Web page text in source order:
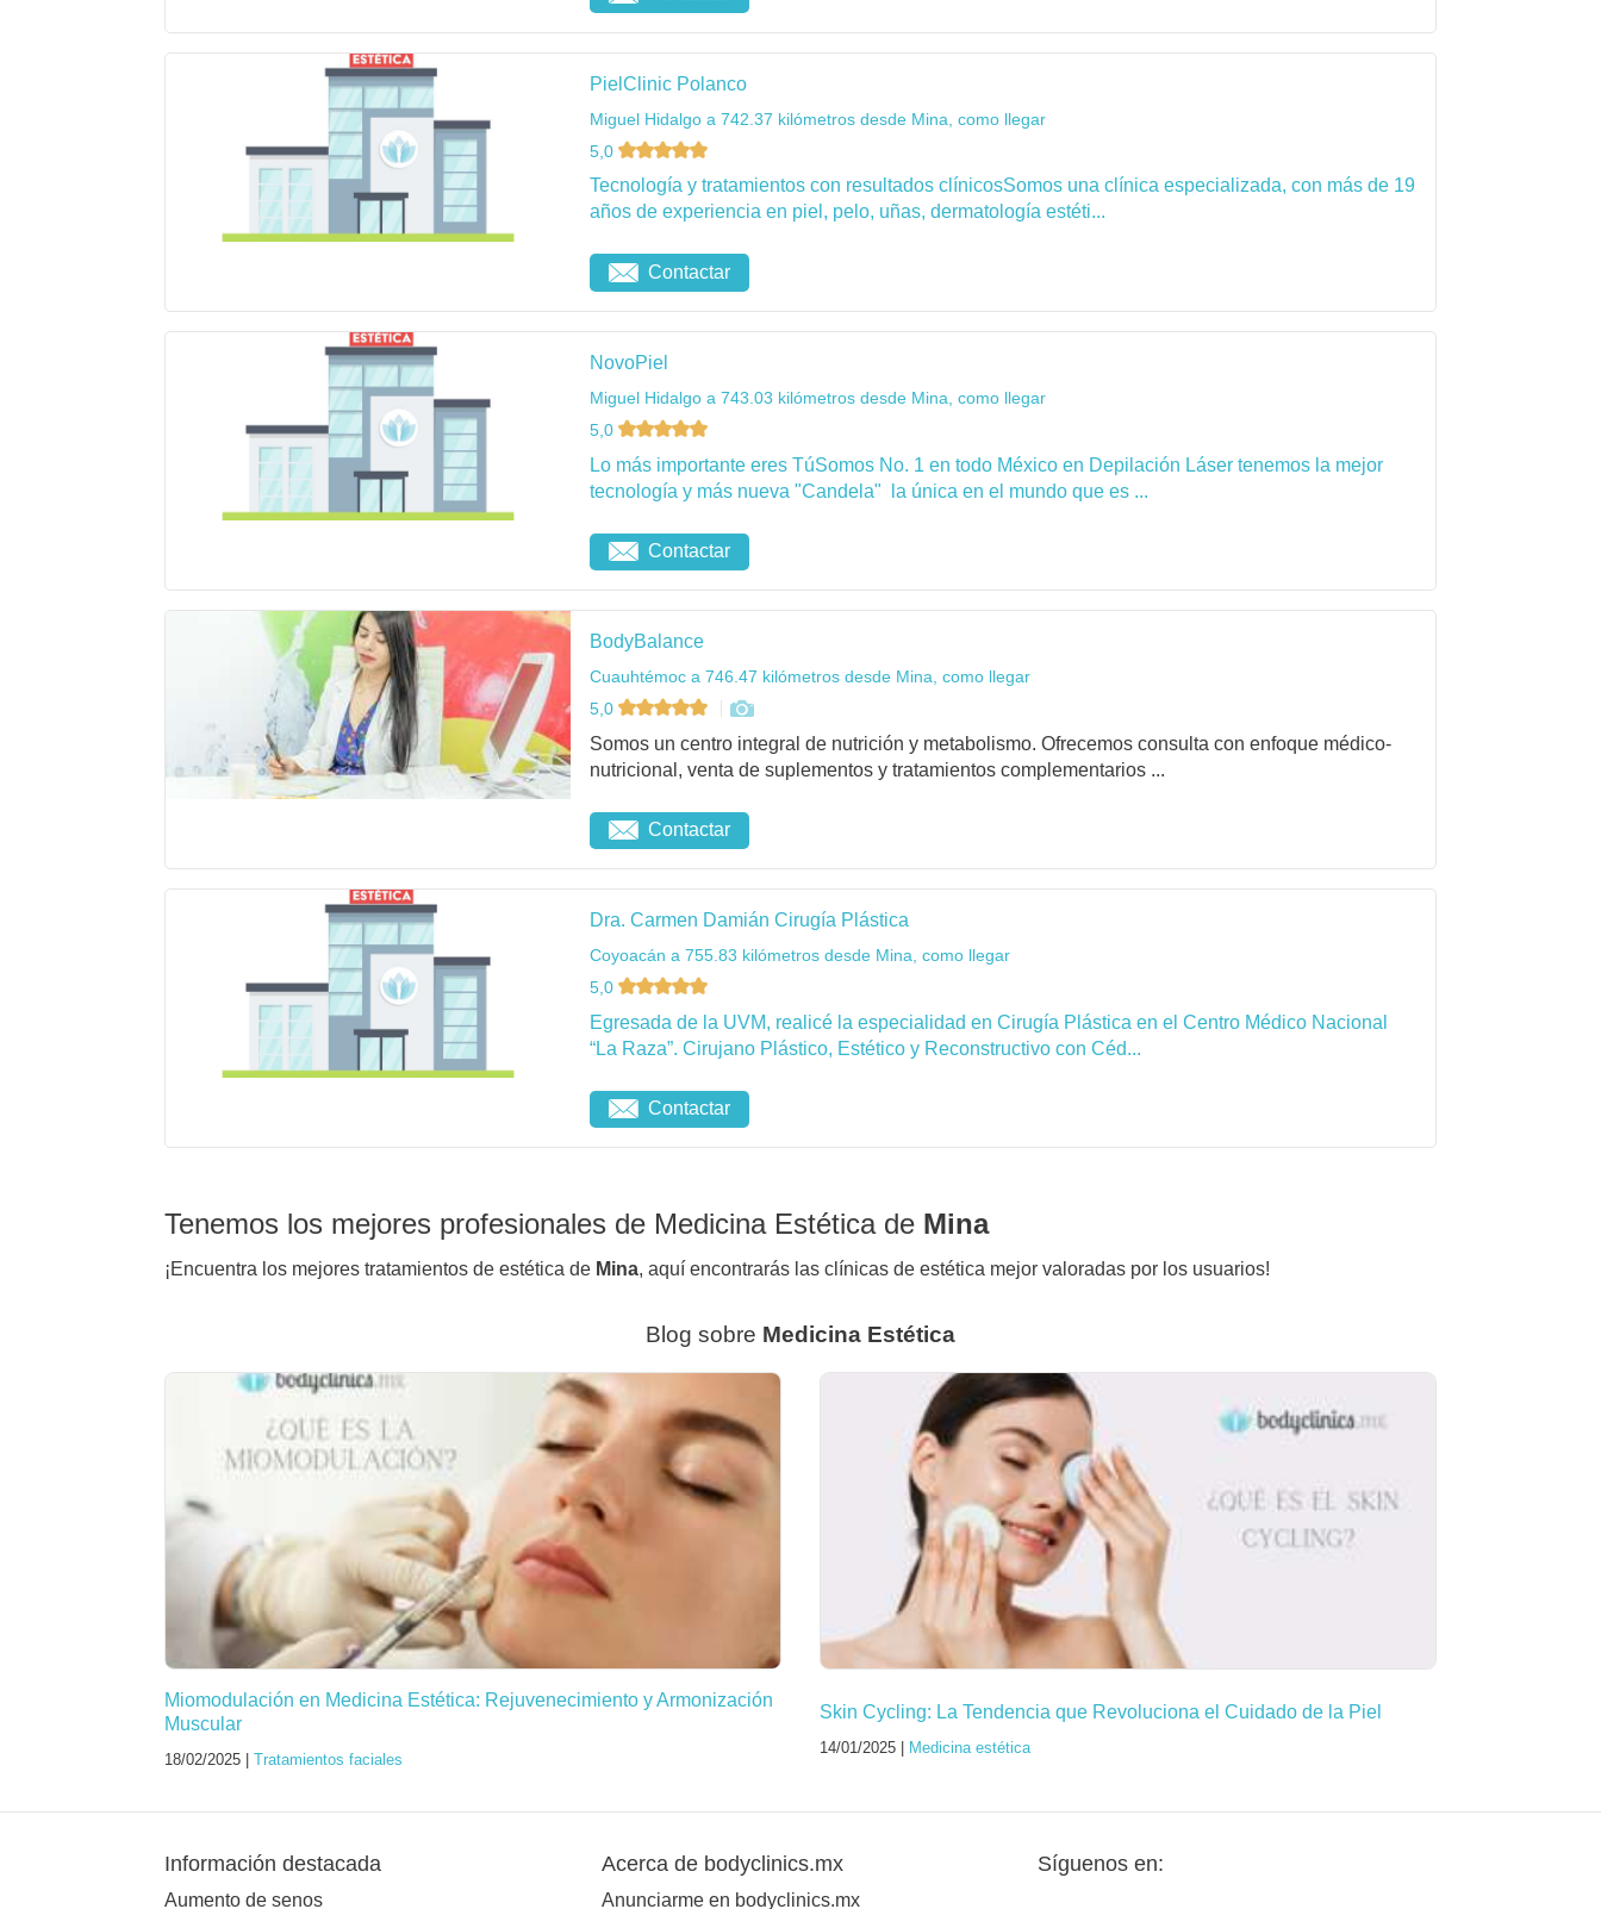
PielClinic Polanco
Miguel Hidalgo a 742.37 kilómetros desde Mina, como llegar
5,0
Tecnología y tratamientos con resultados clínicosSomos una clínica especializada, con más de 19
años de experiencia en piel, pelo, uñas, dermatología estéti...
Contactar
NovoPiel
Miguel Hidalgo a 743.03 kilómetros desde Mina, como llegar
5,0
Lo más importante eres TúSomos No. 1 en todo México en Depilación Láser tenemos la mejor
tecnología y más nueva "Candela" la única en el mundo que es ...
Contactar
BodyBalance
Cuauhtémoc a 746.47 kilómetros desde Mina, como llegar
5,0
Somos un centro integral de nutrición y metabolismo. Ofrecemos consulta con enfoque médico-
nutricional, venta de suplementos y tratamientos complementarios ...
Contactar
Dra. Carmen Damián Cirugía Plástica
Coyoacán a 755.83 kilómetros desde Mina, como llegar
5,0
Egresada de la UVM, realicé la especialidad en Cirugía Plástica en el Centro Médico Nacional
“La Raza”. Cirujano Plástico, Estético y Reconstructivo con Céd...
Contactar
Tenemos los mejores profesionales de Medicina Estética de Mina
¡Encuentra los mejores tratamientos de estética de Mina, aquí encontrarás las clínicas de estética mejor valoradas por los usuarios!
Blog sobre Medicina Estética
Miomodulación en Medicina Estética: Rejuvenecimiento y Armonización
Muscular
18/02/2025 | Tratamientos faciales
Skin Cycling: La Tendencia que Revoluciona el Cuidado de la Piel
14/01/2025 | Medicina estética
Información destacada
Aumento de senos
Acerca de bodyclinics.mx
Anunciarme en bodyclinics.mx
Síguenos en: